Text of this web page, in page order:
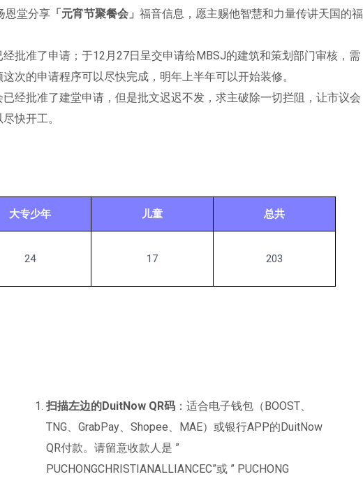
恩堂分享 「元宵节聚餐会」 福音信息，愿主赐他智慧和力量传讲天国的福
经批准了申请；于12月27日呈交申请给MBSJ的建筑和策划部门审核，需
次的申请程序可以尽快完成，明年上半年可以开始装修。
已经批准了建堂申请，但是批文迟迟不发，求主破除一切拦阻，让市议会
快开工。
大专少年 儿童 总共
24
17 203
扫描左边的DuitNow QR码：适合电子钱包（BOOST、
TNG、GrabPay、Shopee、MAE）或银行APP的DuitNow
QR付款。请留意收款人是 ”
PUCHONGCHRISTIANALLIANCEC”或 ” PUCHONG